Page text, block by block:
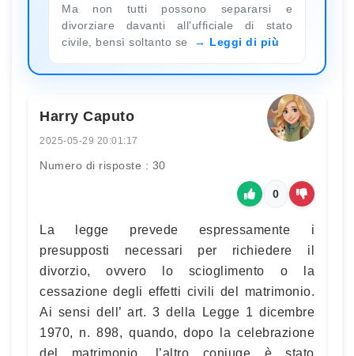
Ma non tutti possono separarsi e
divorziare davanti all'ufficiale di stato
civile, bensì soltanto se
Leggi di più
Harry Caputo
2025-05-29 20:01:17
Numero di risposte : 30
0
La legge prevede espressamente i
presupposti necessari per richiedere il
divorzio, ovvero lo scioglimento o la
cessazione degli effetti civili del matrimonio.
Ai sensi dell’ art. 3 della Legge 1 dicembre
1970, n. 898, quando, dopo la celebrazione
del matrimonio, l’altro coniuge è stato